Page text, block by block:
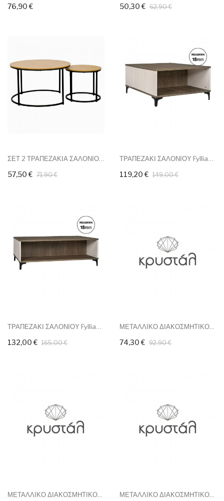
76,90 € 50,30 € 62,90 €
57,50 € 71,90 € 119,20 € 149,00 €
132,00 € 165,00 €
ΜΕΤΑΛΛΙΚΟ ΔΙΑΚΟΣΜΗΤΙΚΟ...
74,30 € 92,90 €
ΜΕΤΑΛΛΙΚΟ ΔΙΑΚΟΣΜΗΤΙΚΟ... ΜΕΤΑΛΛΙΚΟ ΔΙΑΚΟΣΜΗΤΙΚΟ...